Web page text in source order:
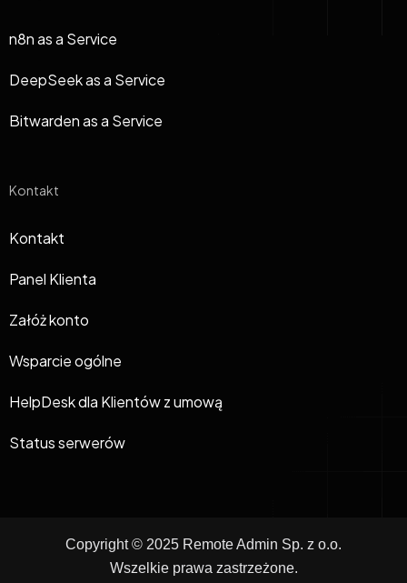
n8n as a Service
DeepSeek as a Service
Bitwarden as a Service
Kontakt
Kontakt
Panel Klienta
Załóż konto
Wsparcie ogólne
HelpDesk dla Klientów z umową
Status serwerów
Copyright © 2025 Remote Admin Sp. z o.o.
Wszelkie prawa zastrzeżone.